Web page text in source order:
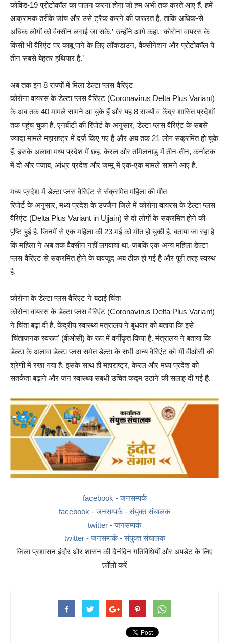
कोविड-19 प्रोटोकॉल का पालन करना होगा जो हम अभी तक करते आए हैं. हमें
आक्रामक तरीके जांच और उसे ट्रैक करने की जरूरत है, ताकि अधिक-से
अधिक लोगों को वैक्सीन लगाई जा सके.’ उन्होंने आगे कहा, ‘कोरोना वायरस के
किसी भी वैरिएंट पर काबू पाने के लिए लॉकडाउन, वैक्सीनेशन और प्रोटोकॉल ये
तीन सबसे बेहतर हथियार हैं.’
अब तक इन 8 राज्यों में मिला डेल्टा प्लस वैरिएंट
कोरोना वायरस के डेल्टा प्लस वैरिएंट (Coronavirus Delta Plus Variant)
के अब तक 40 मामले सामने आ चुके हैं और यह 8 राज्यों व केंद्र शासित प्रदेशों
तक पहुंच चुका है. एनबीटी की रिपोर्ट के अनुसार, डेल्टा प्लस वैरिएंट के सबसे
ज्यादा मामले महाराष्ट्र में दर्ज किए गए हैं और अब तक 21 लोग संक्रमित हो चुके
हैं. इसके अलावा मध्य प्रदेश में छह, केरल और तमिलनाडु में तीन-तीन, कर्नाटक
में दो और पंजाब, आंध्र प्रदेश और जम्मू में एक-एक मामले सामने आए हैं.
मध्य प्रदेश में डेल्टा प्लस वैरिएंट से संक्रमित महिला की मौत
रिपोर्ट के अनुसार, मध्य प्रदेश के उज्जैन जिले में कोरोना वायरस के डेल्टा प्लस
वैरिएंट (Delta Plus Variant in Ujjain) से दो लोगों के संक्रमित होने की
पुष्टि हुई है, जिनमें से एक महिला की 23 मई को मौत हो चुकी है. बताया जा रहा है
कि महिला ने अब तक वैक्सीन नहीं लगवाया था. जबकि एक अन्य महिला डेल्टा
प्लस वैरिएंट से संक्रमित होने के बावजूद अब ठीक हो गई है और पूरी तरह स्वस्थ
है.
कोरोना के डेल्टा प्लस वैरिएंट ने बढ़ाई चिंता
कोरोना वायरस के डेल्टा प्लस वैरिएंट (Coronavirus Delta Plus Variant)
ने चिंता बढ़ा दी है. केंद्रीय स्वास्थ्य मंत्रालय ने बुधवार को बताया कि इसे
‘चिंताजनक स्वरूप’ (वीओसी) के रूप में वर्गीकृत किया है. मंत्रालय ने बताया कि
डेल्टा के अलावा डेल्टा प्लस समेत डेल्टा के सभी अन्य वैरिएंट को भी वीओसी की
श्रेणी में रखा गया है. इसके साथ ही महाराष्ट्र, केरल और मध्य प्रदेश को
सतर्कता बढ़ाने और जन स्वास्थ्य संबंधी उचित कदम उठाने की सलाह दी गई है.
facebook - जनसम्पर्क
facebook - जनसम्पर्क - संयुक्त संचालक
twitter - जनसम्पर्क
twitter - जनसम्पर्क - संयुक्त संचालक
जिला प्रशासन इंदौर और शासन की दैनंदिन गतिविधियों और अपडेट के लिए
फ़ॉलो करें